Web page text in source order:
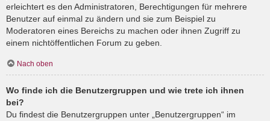
erleichtert es den Administratoren, Berechtigungen für mehrere
Benutzer auf einmal zu ändern und sie zum Beispiel zu
Moderatoren eines Bereichs zu machen oder ihnen Zugriff zu
einem nichtöffentlichen Forum zu geben.
Nach oben
Wo finde ich die Benutzergruppen und wie trete ich ihnen
bei?
Du findest die Benutzergruppen unter „Benutzergruppen“ im